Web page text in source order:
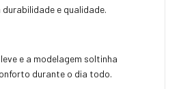
e qualidade.
e a modelagem soltinha
durante o dia todo.